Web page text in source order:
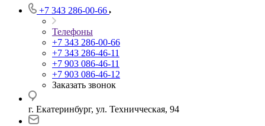
+7 343 286-00-66
Телефоны
+7 343 286-00-66
+7 343 286-46-11
+7 903 086-46-11
+7 903 086-46-12
Заказать звонок
г. Екатеринбург, ул. Техничческая, 94